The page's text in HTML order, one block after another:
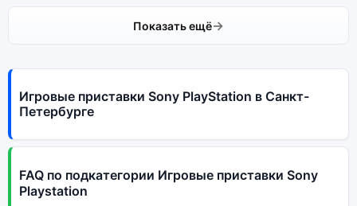
Показать ещё
Игровые приставки Sony PlayStation в Санкт-
Петербурге
FAQ по подкатегории Игровые приставки Sony
Playstation